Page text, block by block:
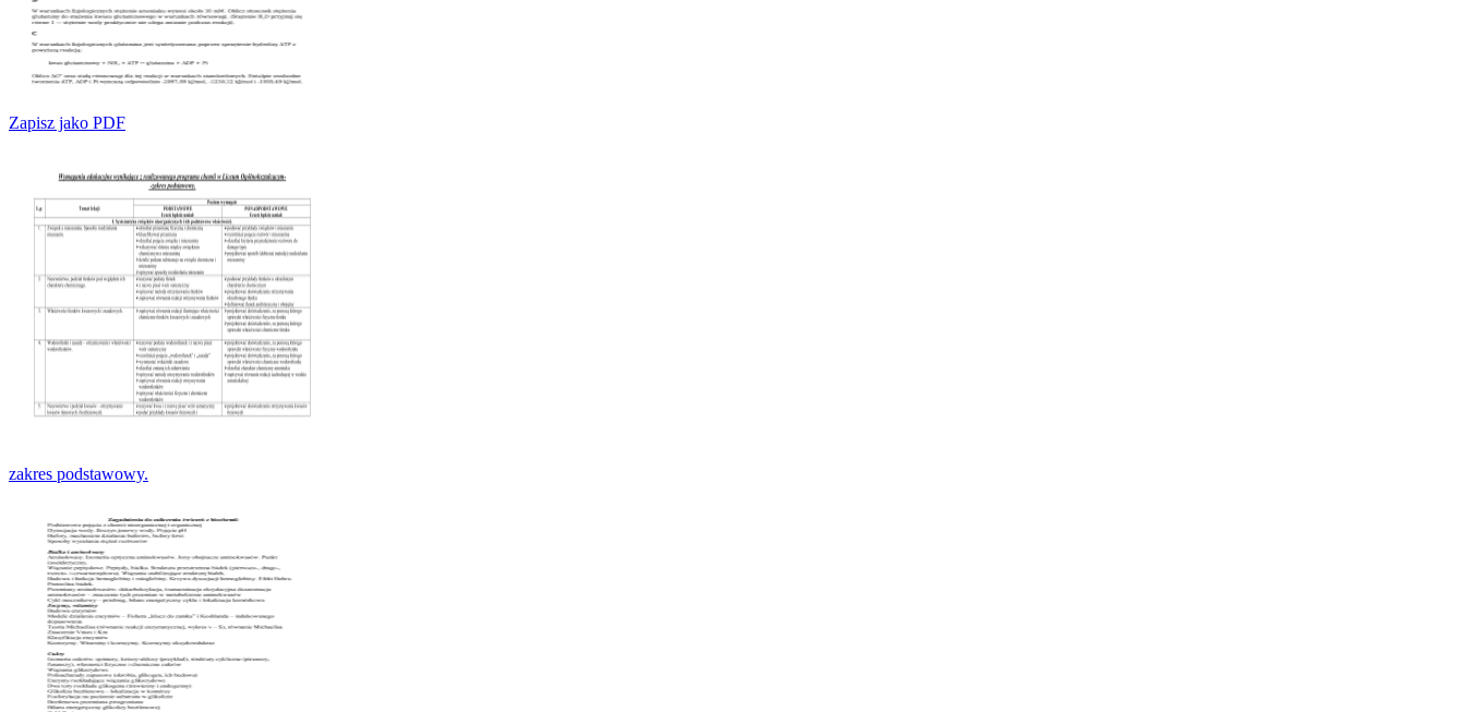
Zapisz jako PDF
zakres podstawowy.